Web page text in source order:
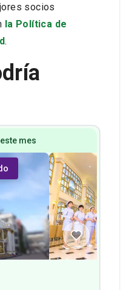
socios
la Política de
.
mes